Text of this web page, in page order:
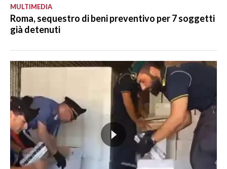
MULTIMEDIA
Roma, sequestro di beni preventivo per 7 soggetti
già detenuti